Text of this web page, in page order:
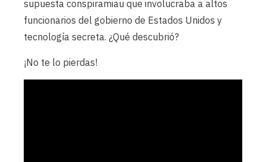
supuesta conspiramiau que involucraba a altos
funcionarios del gobierno de Estados Unidos y
tecnología secreta. ¿Qué descubrió?
¡No te lo pierdas!